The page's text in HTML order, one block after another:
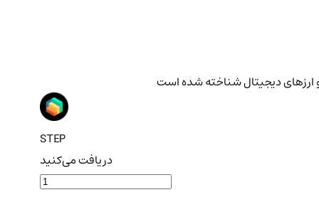
STEP
دریافت می‌کنید